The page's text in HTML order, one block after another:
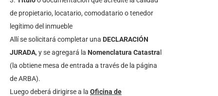
de propietario, locatario, comodatario o tenedor
legítimo del inmueble
Allí se solicitará completar una DECLARACIÓN
JURADA, y se agregará la Nomenclatura Catastra
(la obtiene mesa de entrada a través de la página
de ARBA).
Luego deberá dirigirse a la Oficina de